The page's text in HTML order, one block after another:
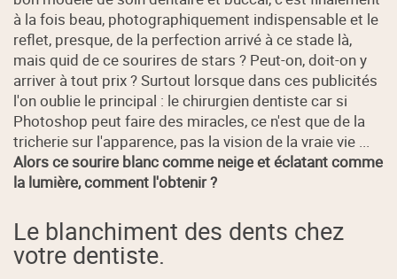
à la fois beau, photographiquement indispensable et le
reflet, presque, de la perfection arrivé à ce stade là,
mais quid de ce sourires de stars ? Peut-on, doit-on y
arriver à tout prix ? Surtout lorsque dans ces publicités
l'on oublie le principal : le chirurgien dentiste car si
Photoshop peut faire des miracles, ce n'est que de la
tricherie sur l'apparence, pas la vision de la vraie vie ...
Alors ce sourire blanc comme neige et éclatant comme
la lumière, comment l'obtenir ?
Le blanchiment des dents chez
votre dentiste.